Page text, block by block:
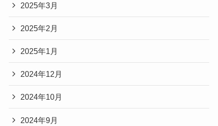
2025年3月
2025年2月
2025年1月
2024年12月
2024年10月
2024年9月